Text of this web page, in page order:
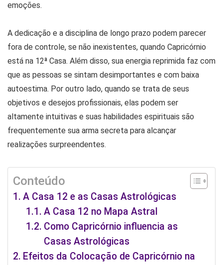
emoções.
A dedicação e a disciplina de longo prazo podem parecer
fora de controle, se não inexistentes, quando Capricórnio
está na 12ª Casa. Além disso, sua energia reprimida faz com
que as pessoas se sintam desimportantes e com baixa
autoestima. Por outro lado, quando se trata de seus
objetivos e desejos profissionais, elas podem ser
altamente intuitivas e suas habilidades espirituais são
frequentemente sua arma secreta para alcançar
realizações surpreendentes.
Conteúdo
A Casa 12 e as Casas Astrológicas
A Casa 12 no Mapa Astral
Como Capricórnio influencia as
Casas Astrológicas
Efeitos da Colocação de Capricórnio na